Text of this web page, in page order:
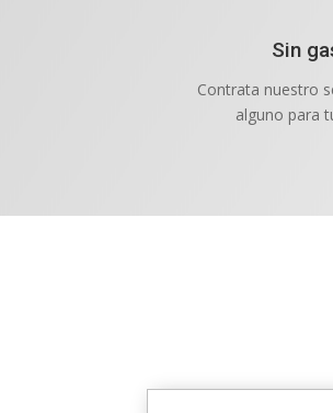
Sin
Contrata nuestro
alguno para